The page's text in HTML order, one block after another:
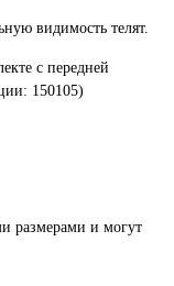
видимость телят.
с передней
150105)
размерами и могут